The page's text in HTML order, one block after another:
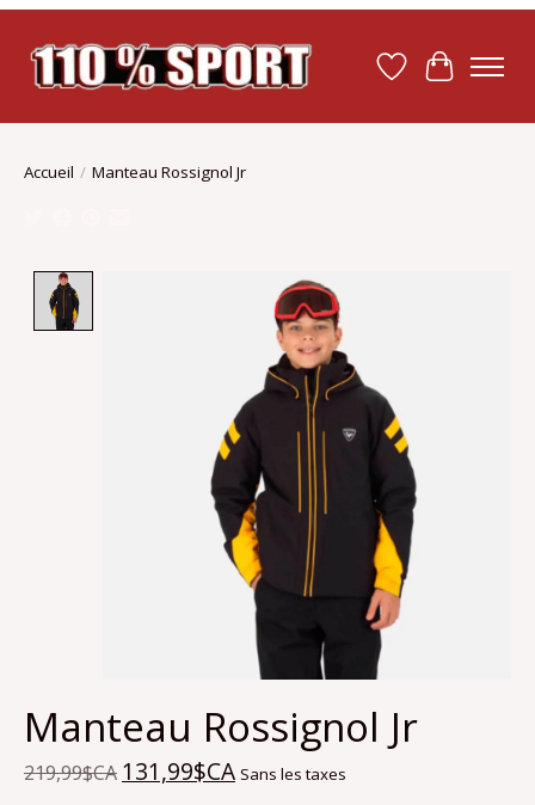
Liste dePanier
Accueil / Manteau Rossignol Jr
Product image slideshow Items
Manteau Rossignol Jr
219,99$CA 131,99$CA Sans les taxes